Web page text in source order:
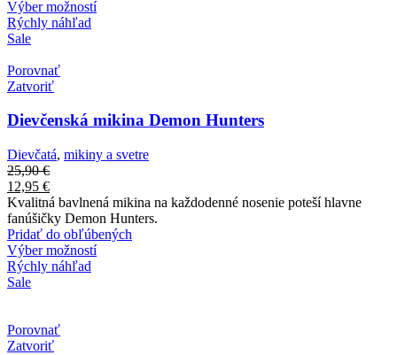
Výber možností
Rýchly náhľad
Sale
Porovnať
Zatvoriť
Dievčenská mikina Demon Hunters
Dievčatá, mikiny a svetre
25,90€
12,95 €
Kvalitná bavlnená mikina na každodenné nosenie poteší hlavne
fanúšičky Demon Hunters.
Pridať do obľúbených
Výber možností
Rýchly náhľad
Sale
Porovnať
Zatvoriť